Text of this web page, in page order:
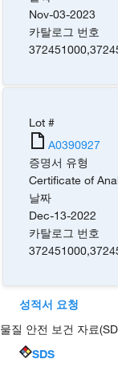
Nov-03-2023
카탈로그 번호
372451000,
Lot #
A0390927
증명서 유형
Certificate of
날짜
Dec-13-2022
카탈로그 번호
372451000,
성적서 요청
물질 안전 보건 자료
SDS